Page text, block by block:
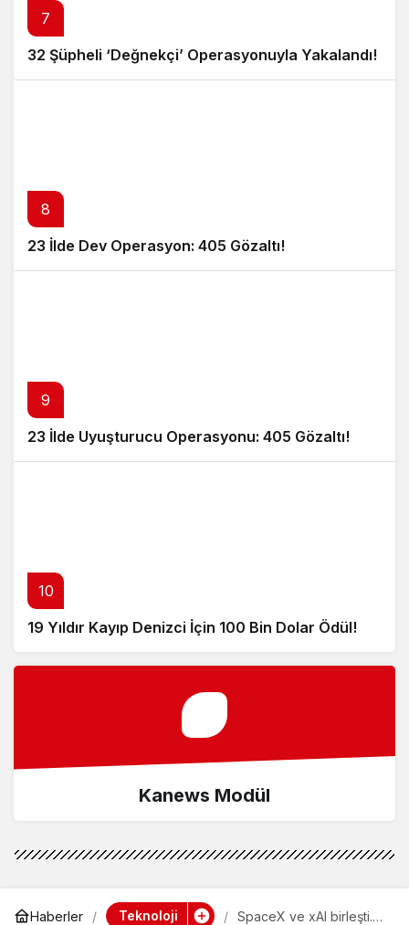
7
32 Şüpheli ‘Değnekçi’ Operasyonuyla Yakalandı!
8
23 İlde Dev Operasyon: 405 Gözaltı!
9
23 İlde Uyuşturucu Operasyonu: 405 Gözaltı!
10
19 Yıldır Kayıp Denizci İçin 100 Bin Dolar Ödül!
Kanews Modül
Haberler Teknoloji
SpaceX ve xAI birleşti.